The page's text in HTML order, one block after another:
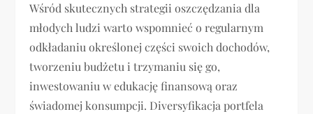
Wśród skutecznych strategii oszczędzania dla
młodych ludzi warto wspomnieć o regularnym
odkładaniu określonej części swoich dochodów,
tworzeniu budżetu i trzymaniu się go,
inwestowaniu w edukację finansową oraz
świadomej konsumpcji. Diversyfikacja portfela